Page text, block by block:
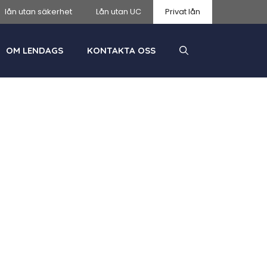
lån utan säkerhet Lån utan UC Privat lån
OM LENDAGS KONTAKTA OSS